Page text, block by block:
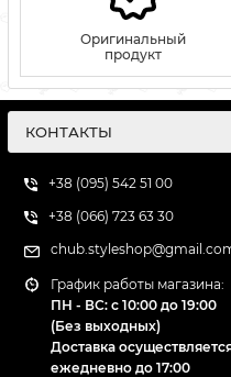
Оригинальный
продукт
КОНТАКТЫ
+38 (095) 542 51 00
+38 (066) 723 63 30
График работы магазина:
ПН - ВС: с 10:00 до 19:00
(Без выходных)
Доставка
ежедневно до 17:00